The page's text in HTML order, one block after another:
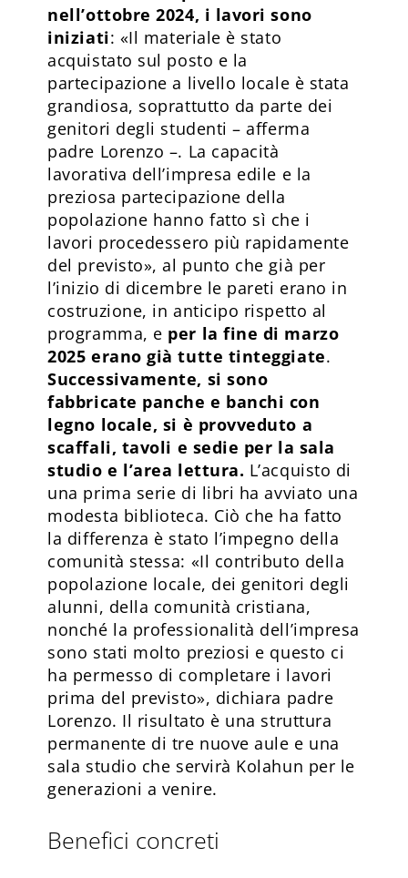
nell’ottobre 2024, i lavori sono
iniziati: «Il materiale è stato
acquistato sul posto e la
partecipazione a livello locale è stata
grandiosa, soprattutto da parte dei
genitori degli studenti – afferma
padre Lorenzo –. La capacità
lavorativa dell’impresa edile e la
preziosa partecipazione della
popolazione hanno fatto sì che i
lavori procedessero più rapidamente
del previsto», al punto che già per
l’inizio di dicembre le pareti erano in
costruzione, in anticipo rispetto al
programma, e per la fine di marzo
2025 erano già tutte tinteggiate.
Successivamente, si sono
fabbricate panche e banchi con
legno locale, si è provveduto a
scaffali, tavoli e sedie per la sala
studio e l’area lettura. L’acquisto di
una prima serie di libri ha avviato una
modesta biblioteca. Ciò che ha fatto
la differenza è stato l’impegno della
comunità stessa: «Il contributo della
popolazione locale, dei genitori degli
alunni, della comunità cristiana,
nonché la professionalità dell’impresa
sono stati molto preziosi e questo ci
ha permesso di completare i lavori
prima del previsto», dichiara padre
Lorenzo. Il risultato è una struttura
permanente di tre nuove aule e una
sala studio che servirà Kolahun per le
generazioni a venire.
Benefici concreti